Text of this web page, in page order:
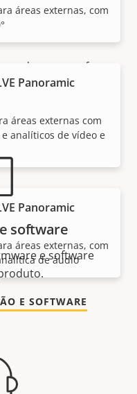
áreas externas, com
Panoramic
áreas externas com
analíticos de vídeo e
Panoramic
áreas externas, com
de áudio
ou software
especialistas?
software
e software
E SOFTWARE